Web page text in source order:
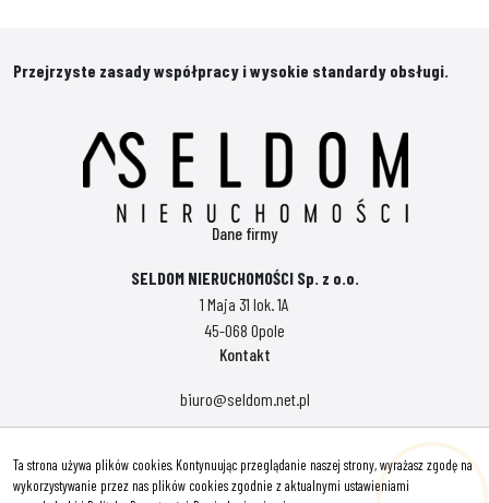
Przejrzyste zasady współpracy i wysokie standardy obsługi.
Dane firmy
SELDOM NIERUCHOMOŚCI Sp. z o.o.
1 Maja 31 lok. 1A
45-068 Opole
Kontakt
biuro@seldom.net.pl
Polityka prywatności
Znajdziesz nas tu
Ta strona używa plików cookies. Kontynuując przeglądanie naszej strony, wyrażasz zgodę na
wykorzystywanie przez nas plików cookies zgodnie z aktualnymi ustawieniami